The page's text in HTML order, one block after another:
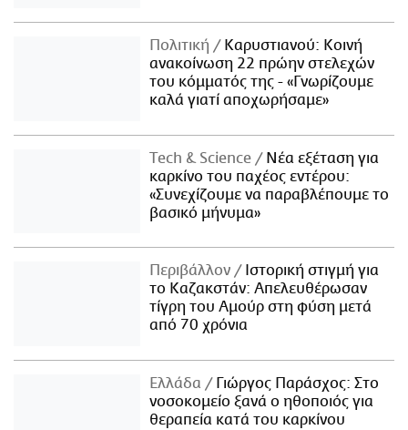
Πολιτική
Καρυστιανού: Κοινή
ανακοίνωση 22 πρώην στελεχών
του κόμματός της - «Γνωρίζουμε
καλά γιατί αποχωρήσαμε»
Τech & Science
Νέα εξέταση για
καρκίνο του παχέος εντέρου:
«Συνεχίζουμε να παραβλέπουμε το
βασικό μήνυμα»
Περιβάλλον
Ιστορική στιγμή για
το Καζακστάν: Απελευθέρωσαν
τίγρη του Αμούρ στη φύση μετά
από 70 χρόνια
Ελλάδα
Γιώργος Παράσχος: Στο
νοσοκομείο ξανά ο ηθοποιός για
θεραπεία κατά του καρκίνου